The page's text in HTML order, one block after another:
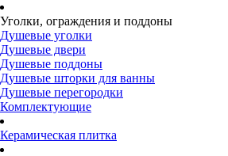
Уголки, ограждения и поддоны
Душевые уголки
Душевые двери
Душевые поддоны
Душевые шторки для ванны
Душевые перегородки
Комплектующие
Керамическая плитка